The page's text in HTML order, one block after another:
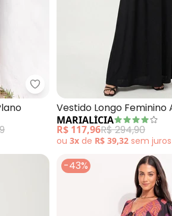
Preto) com Alças e Babado
Quintess - Vestido (Preto)
Vestido Longo Feminino
Ajustáveis (Preto)
MARIALÍCIA
R$ 117,96R$ 294,90
ou 3x de R$ 39,32 sem juros
-43%